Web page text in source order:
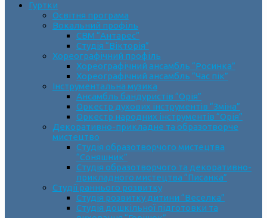
Гуртки
Освітня програма
Вокальний профіль
СВМ “Антарес”
Студія “Вікторія”
Хореографічний профіль
Хореографічний ансамбль “Росинка”
Хореографічний ансамбль “Час пік”
Інструментальна музика
Ансамбль бандуристів “Орія”
Оркестр духових інструментів “Зміна”
Оркестр народних інструментів “Орія”
Декоративно-прикладне та образотворче
мистецтво
Cтудія образотворчого мистецтва
“Соняшник”
Студія образотворчого та декоративно-
прикладного мистецтва “Писанка”
Студії раннього розвитку
Студія розвитку дитини “Веселка”
Студія дошкільної підготовки та